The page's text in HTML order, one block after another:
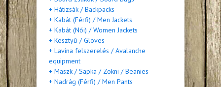
+ Hátizsák / Backpacks
+ Kabát (Férfi) / Men Jackets
+ Kabát (Női) / Women Jackets
+ Kesztyű / Gloves
+ Lavina felszerelés / Avalanche
equipment
+ Maszk / Sapka / Zokni / Beanies
+ Nadrág (Férfi) / Men Pants